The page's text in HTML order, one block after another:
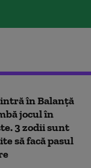
în Balanță
jocul în
3 zodii sunt
să facă pasul